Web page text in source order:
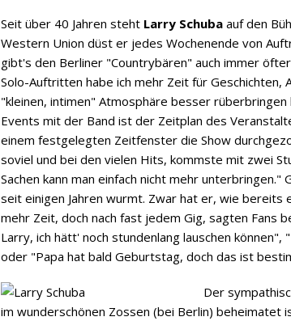
Seit über 40 Jahren steht Larry Schuba auf den
Western Union düst er jedes Wochenende von
gibt's den Berliner "Countrybären" auch immer öfter
Solo-Auftritten habe ich mehr Zeit für Geschichten,
"kleinen, intimen" Atmosphäre besser
Events mit der Band ist der Zeitplan des
einem festgelegten Zeitfenster die Show
soviel und bei den vielen Hits, kommste mit zwei
Sachen kann man einfach nicht mehr unterbringen."
seit einigen Jahren wurmt. Zwar hat er, wie bereits
mehr Zeit, doch nach fast jedem Gig, sagten Fans
Larry, ich hätt' noch stundenlang lauschen können",
oder "Papa hat bald Geburtstag, doch das ist
Der
im wunderschönen Zossen (bei Berlin) beheimatet